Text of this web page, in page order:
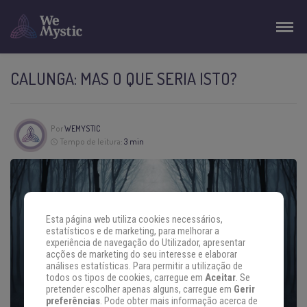
CALUNGA: MAS O QUE SERIA ISTO?
PorWEMYSTIC
Tempo de leitura: 3 min
Esta página web utiliza cookies necessários,
estatísticos e de marketing, para melhorar a
experiência de navegação do Utilizador, apresentar
acções de marketing do seu interesse e elaborar
análises estatísticas. Para permitir a utilização de
todos os tipos de cookies, carregue em Aceitar. Se
pretender escolher apenas alguns, carregue em Gerir
preferências. Pode obter mais informação acerca de